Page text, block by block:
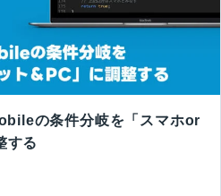
の条件分岐を「スマホor
する